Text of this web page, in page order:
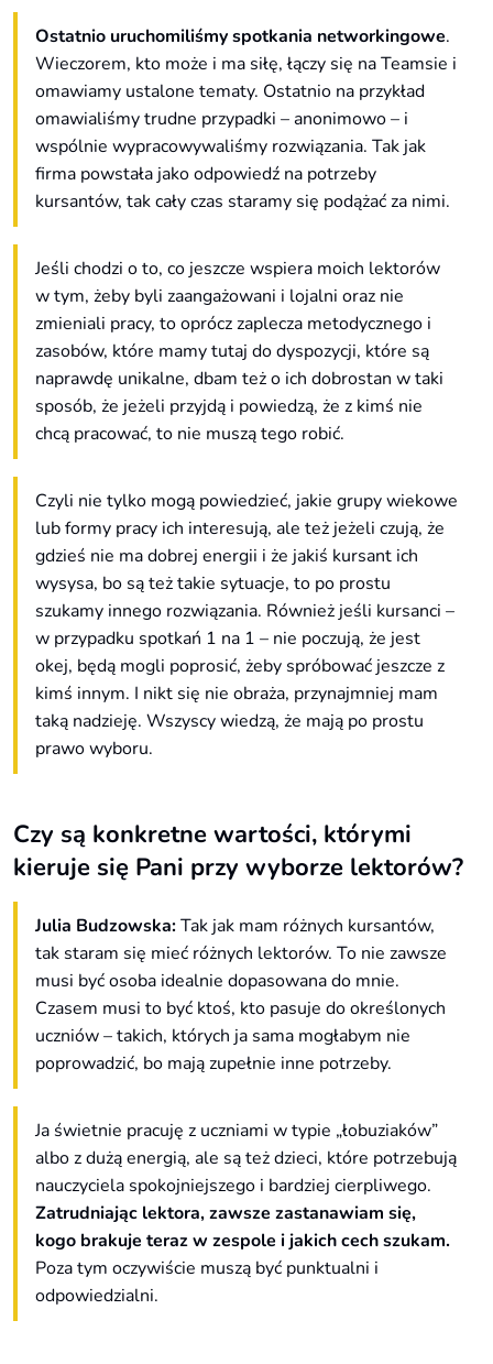
Ostatnio uruchomiliśmy spotkania networkingowe.
Wieczorem, kto może i ma siłę, łączy się na Teamsie i
omawiamy ustalone tematy. Ostatnio na przykład
omawialiśmy trudne przypadki – anonimowo – i
wspólnie wypracowywaliśmy rozwiązania. Tak jak
firma powstała jako odpowiedź na potrzeby
kursantów, tak cały czas staramy się podążać za nimi.
Jeśli chodzi o to, co jeszcze wspiera moich lektorów
w tym, żeby byli zaangażowani i lojalni oraz nie
zmieniali pracy, to oprócz zaplecza metodycznego i
zasobów, które mamy tutaj do dyspozycji, które są
naprawdę unikalne, dbam też o ich dobrostan w taki
sposób, że jeżeli przyjdą i powiedzą, że z kimś nie
chcą pracować, to nie muszą tego robić.
Czyli nie tylko mogą powiedzieć, jakie grupy wiekowe
lub formy pracy ich interesują, ale też jeżeli czują, że
gdzieś nie ma dobrej energii i że jakiś kursant ich
wysysa, bo są też takie sytuacje, to po prostu
szukamy innego rozwiązania. Również jeśli kursanci –
w przypadku spotkań 1 na 1 – nie poczują, że jest
okej, będą mogli poprosić, żeby spróbować jeszcze z
kimś innym. I nikt się nie obraża, przynajmniej mam
taką nadzieję. Wszyscy wiedzą, że mają po prostu
prawo wyboru.
Czy są konkretne wartości, którymi
kieruje się Pani przy wyborze lektorów?
Julia Budzowska:Tak jak mam różnych kursantów,
tak staram się mieć różnych lektorów. To nie zawsze
musi być osoba idealnie dopasowana do mnie.
Czasem musi to być ktoś, kto pasuje do określonych
uczniów – takich, których ja sama mogłabym nie
poprowadzić, bo mają zupełnie inne potrzeby.
Ja świetnie pracuję z uczniami w typie „łobuziaków”
albo z dużą energią, ale są też dzieci, które potrzebują
nauczyciela spokojniejszego i bardziej cierpliwego.
Zatrudniając lektora, zawsze zastanawiam się,
kogo brakuje teraz w zespole i jakich cech szukam.
Poza tym oczywiście muszą być punktualni i
odpowiedzialni.